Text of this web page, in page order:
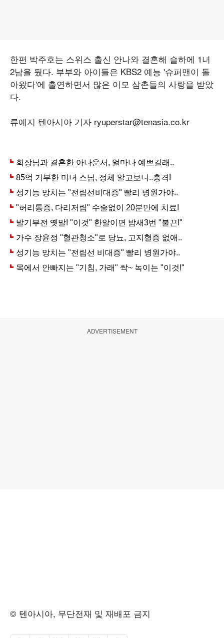
한편 박주호는 스위스 출신 안나와 결혼해 슬하에 1녀
2남을 뒀다. 부부와 아이들은 KBS2 예능 '슈퍼맨이 돌
아왔다'에 출연하면서 많은 이모 삼촌들의 사랑을 받았
다.
류예지 텐아시아 기자 ryuperstar@tenasia.co.kr
ADVERTISEMENT
© 텐아시아, 무단전재 및 재배포 금지